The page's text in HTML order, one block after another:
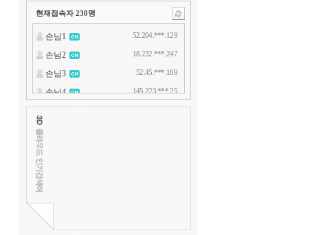
현재접속자 230명